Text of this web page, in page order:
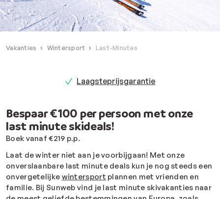
Vakanties Wintersport Last-Minutes
Laagsteprijsgarantie
Bespaar €100 per persoon met onze
last minute skideals!
Boek vanaf €219 p.p.
Laat de winter niet aan je voorbijgaan! Met onze
onverslaanbare last minute deals kun je nog steeds een
onvergetelijke wintersport plannen met vrienden en
familie. Bij Sunweb vind je last minute skivakanties naar